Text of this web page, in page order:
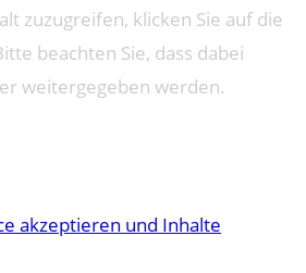
zuzugreifen, klicken Sie auf die
beachten Sie, dass dabei
weitergegeben werden.
akzeptieren und Inhalte